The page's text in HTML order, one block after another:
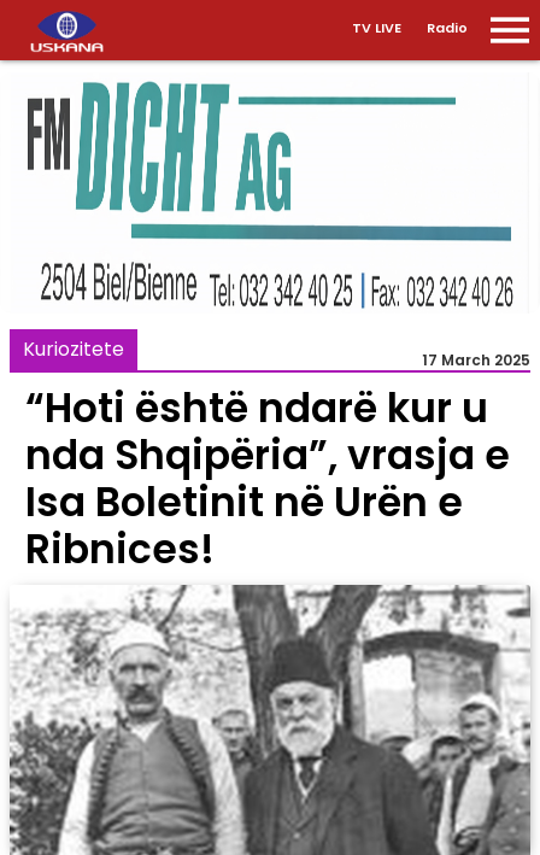
TV LIVE Radio
Kuriozitete 17 March 2025
“Hoti është ndarë kur u
nda Shqipëria”, vrasja e
Isa Boletinit në Urën e
Ribnices!